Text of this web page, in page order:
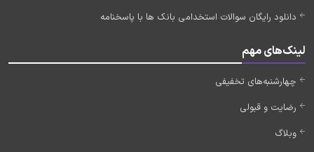
دانلود رایگان سوالات استخدامی بانک ها با پاسخنامه
لینک‌های مهم
چهارشنبه‌های تخفیفی
رضایت و قبولی
وبلاگ